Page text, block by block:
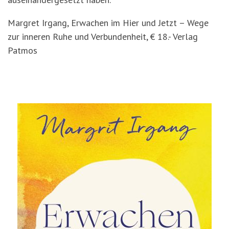
Margret Irgang, Erwachen im Hier und Jetzt – Wege
zur inneren Ruhe und Verbundenheit, € 18.- Verlag
Patmos